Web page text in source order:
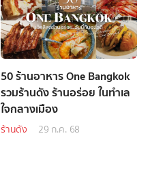
50 ร้านอาหาร One Bangkok
รวมร้านดัง ร้านอร่อย ในทำเล
ใจกลางเมือง
ร้านดัง 29 ก.ค. 68